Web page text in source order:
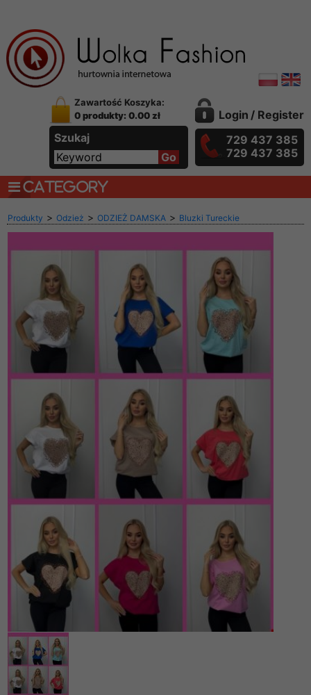
Zawartość Koszyka:
0 produkty: 0.00 zł
Szukaj
Login / Register
729 437 385
729 437 385
CATEGORY
Produkty > Odzież > ODZIEŻ DAMSKA > Bluzki Tureckie